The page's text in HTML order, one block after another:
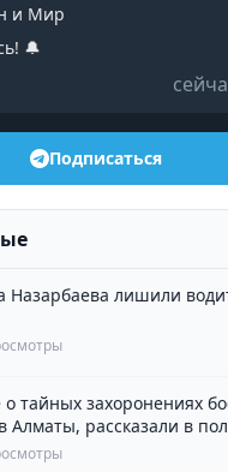
и Мир
🔔
Подписаться
Назарбаева лишили
тайных захоронениях
Алматы, рассказали в